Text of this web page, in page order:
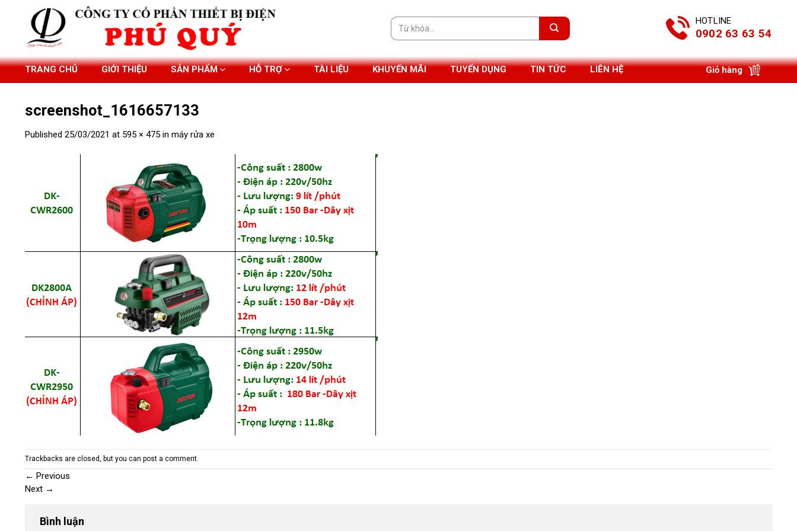
Tìm
kiếm:
HOTLINE
0902 63 63 54
TRANG CHỦ GIỚI THIỆU SẢN PHẨM HỖ TRỢ TÀI LIỆU KHUYẾN MÃI TUYỂN DỤNG TIN TỨC LIÊN HỆ Giỏ hàng
screenshot_1616657133
Published 25/03/2021 at 595 × 475 in máy rửa xe
Trackbacks are closed, but you can post a comment
← Previous
Next →
Bình luận